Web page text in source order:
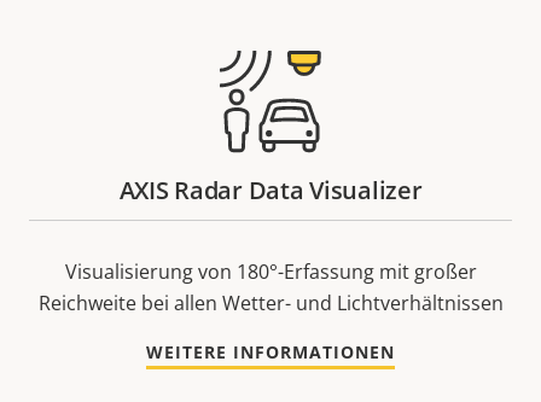
AXIS Radar Data Visualizer
Visualisierung von 180°-Erfassung mit großer
Reichweite bei allen Wetter- und Lichtverhältnissen
WEITERE INFORMATIONEN